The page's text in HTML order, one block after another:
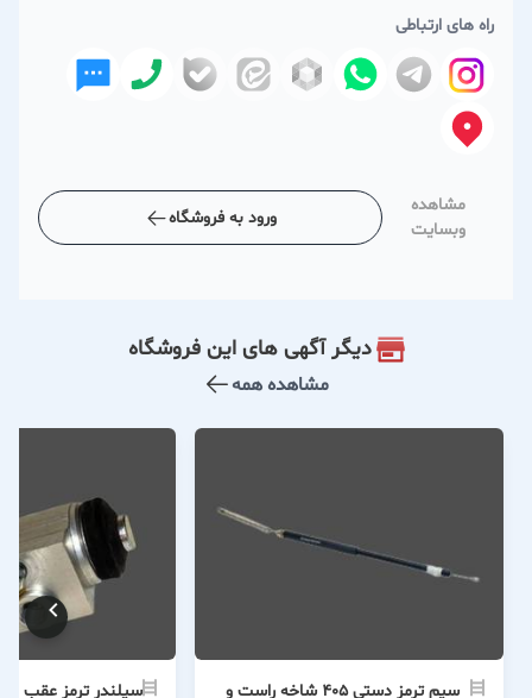
راه های ارتباطی
مشاهده
وبسایت
ورود به فروشگاه
دیگر آگهی های این فروشگاه
مشاهده همه
سیم ترمز دستی ۴۰۵ شاخه راست و سیلندر ترمز عقب ۲۰۶ تیپ ۲